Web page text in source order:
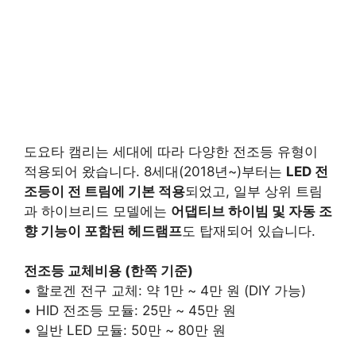
도요타 캠리는 세대에 따라 다양한 전조등 유형이
적용되어 왔습니다. 8세대(2018년~)부터는 LED 전
조등이 전 트림에 기본 적용되었고, 일부 상위 트림
과 하이브리드 모델에는 어댑티브 하이빔 및 자동 조
향 기능이 포함된 헤드램프도 탑재되어 있습니다.
전조등 교체비용 (한쪽 기준)
• 할로겐 전구 교체: 약 1만 ~ 4만 원 (DIY 가능)
• HID 전조등 모듈: 25만 ~ 45만 원
• 일반 LED 모듈: 50만 ~ 80만 원